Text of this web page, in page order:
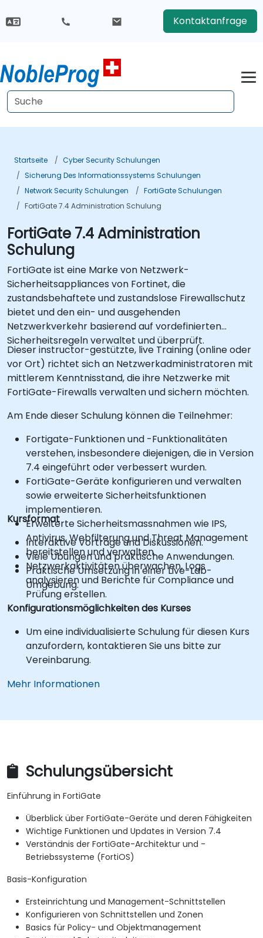
Kontaktanfrage
Startseite
Cyber Security Schulungen
Sicherung Des Informationssystems Schulungen
Network Security Schulungen
FortiGate Schulungen
FortiGate 7.4 Administration Schulung
FortiGate 7.4 Administration
Schulung
FortiGate ist eine Marke von Netzwerk-
Sicherheitsappliances von Fortinet, die
zustandsbehaftete und zustandslose Firewallschutz
bietet und den ein- und ausgehenden
Netzwerkverkehr basierend auf vordefinierten
Sicherheitsregeln verwaltet und überprüft.
Dieser instructor-gestützte, live Training (online oder
vor Ort) richtet sich an Netzwerkadministratoren mit
mittlerem Kenntnisstand, die ihre Netzwerke mit
FortiGate-Firewalls verwalten und sichern möchten.
Am Ende dieser Schulung können die Teilnehmer:
Fortigate-Funktionen und -Funktionalitäten
verstehen, insbesondere diejenigen, die in Version
7.4 eingeführt oder verbessert wurden.
FortiGate-Geräte konfigurieren und verwalten
sowie erweiterte Sicherheitsfunktionen
implementieren.
Erweiterte Sicherheitsmassnahmen wie IPS,
Antivirus, Webfilterung und Threat Management
bereitstellen und verwalten.
Netzwerkaktivitäten überwachen, Logs
analysieren und Berichte für Compliance und
Prüfung erstellen.
Kursformat
Interaktive Vorträge und Diskussionen.
Viele Übungen und praktische Anwendungen.
Praktische Umsetzung in einer Live-Lab-
Umgebung.
Konfigurationsmöglichkeiten des Kurses
Um eine individualisierte Schulung für diesen Kurs
anzufordern, kontaktieren Sie uns bitte zur
Vereinbarung.
Mehr Informationen
Schulungsübersicht
Einführung in FortiGate
Überblick über FortiGate-Geräte und deren Fähigkeiten
Wichtige Funktionen und Updates in Version 7.4
Verständnis der FortiGate-Architektur und -
Betriebssysteme (FortiOS)
Basis-Konfiguration
Ersteinrichtung und Management-Schnittstellen
Konfigurieren von Schnittstellen und Zonen
Basics für Policy- und Objektmanagement